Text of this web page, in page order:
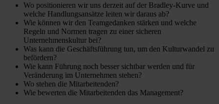
Wo positionieren wir uns derzeit auf der Bradley-Kurve und
welche Handlungsansätze leiten wir daraus ab?
Wie können wir den Teamgedanken stärken und welche
Regeln und Normen tragen zu einer sicheren
Unternehmenskultur bei?
Was kann die Geschäftsführung tun, um den Kulturwandel zu
befördern?
Wie kann Führung noch besser sichtbar werden und für
Veränderung im Unternehmen stehen?
Wo stehen die Mitarbeitenden?
Wie bewerten die Mitarbeitenden das Management?